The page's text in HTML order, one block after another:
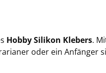
Hobby Silikon Klebers.
oder ein Anfänger